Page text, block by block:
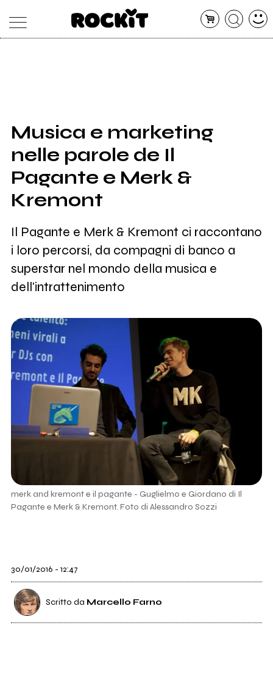
SHOP
RADIO
Musica e marketing
nelle parole de Il
Pagante e Merk &
Kremont
Il Pagante e Merk & Kremont ci raccontano
i loro percorsi, da compagni di banco a
superstar nel mondo della musica e
dell'intrattenimento
merk and kremont e il pagante - Guglielmo e Giordano di Il
Pagante e Merk & Kremont. Foto di Alessandro Sozzi
30/01/2016 - 12:47
Scritto da Marcello Farno